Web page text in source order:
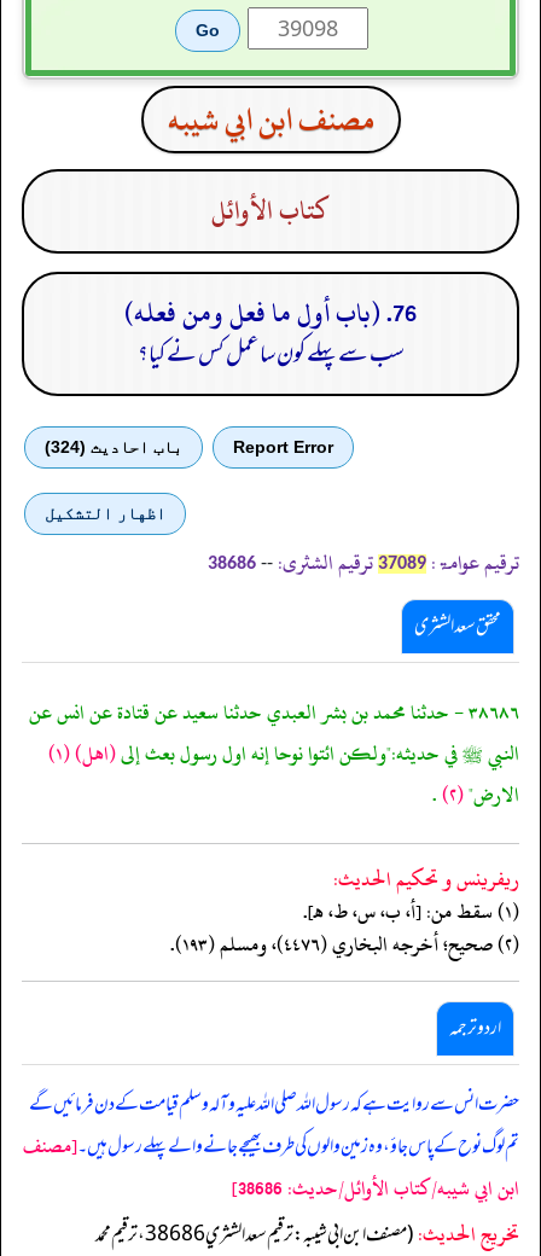
مصنف ابن ابي شيبه
كتاب الأوائل
76. (باب أول ما فعل ومن فعله)
سب سے پہلے کون سا عمل کس نے کیا؟
Report Error باب احادیث (324)
اظهار التشكيل
ترقیم عوامۃ: 37089 ترقیم الشثری: --
38686
محقق سعد الشثری
٣٨٦٨٦ - حدثنا محمد بن بشر العبدي حدثنا سعيد عن قتادة عن انس عن
النبي ﷺ في حديثه:"ولكن ائتوا نوحا إنه اول رسول بعث إلى(اهل)(١)
الارض"(٢) .
ريفرينس و تحكيم الحدیث:
(١) سقط من: [أ، ب، س، ط، هـ].
(٢) صحيح؛ أخرجه البخاري (٤٤٧٦)، ومسلم (١٩٣).
اردو ترجمہ
حضرت انس سے روایت ہے کہ رسول اللہ صلی اللہ علیہ وآلہ وسلم قیامت کے دن فرمائیں گے
تم لوگ نوح کے پاس جاؤ، وہ زمین والوں کی طرف بھیجے جانے والے پہلے رسول ہیں۔[مصنف
ابن ابي شيبه/كتاب الأوائل/حدیث: 38686]
تخریج الحدیث:
(مصنف ابن ابي شيبه: ترقيم سعد الشثري 38686، ترقيم محمد